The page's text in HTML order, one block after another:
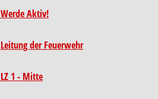
Werde Aktiv!
Leitung der Feuerwehr
LZ 1 - Mitte